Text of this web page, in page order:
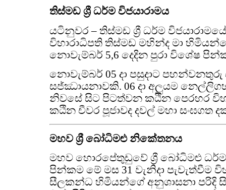
තිස්මඩ ශ්‍රී ධර්ම විජයාරාමය
යටිනුවර – තිස්මඩ ශ්‍රී ධර්ම
විහාරාධිපති තිස්මඩ මහින්ද මා
නොවැම්බර් 5,6 දෙදින පුරා විශේෂ
නොවැම්බර් 05 දා පසුදාට පහන්වනතුරු
සජ්ඣායනාවකි. 06 දා අලුයම
නිවසේ සිට පිටත්වන කඨින පෙරහර
කඨින චීවර පූජාවද දවල් මහා සංඝගත
මහව ශ්‍රී බෝධිමළු නිකේතනය
මහව හොරපේතුඩුවේ ශ්‍රී බෝධිමළු
පින්කම මේ මස 31 වැනිදා පැවැත්වීම
සීලකන්ධ හිමියන්ගේ අනුශාසනා පරිදි